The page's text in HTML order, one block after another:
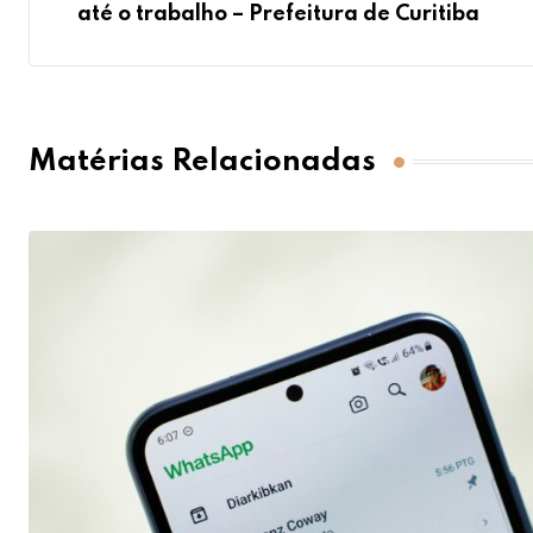
até o trabalho – Prefeitura de Curitiba
Matérias Relacionadas